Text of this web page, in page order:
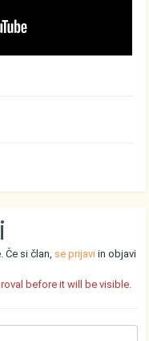
Če si član, se prijavi in objavi
before it will be visible.